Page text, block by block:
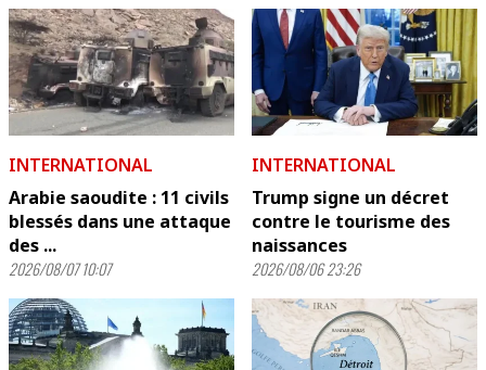
INTERNATIONAL
Arabie saoudite : 11 civils
blessés dans une attaque
des ...
2026/08/07 10:07
INTERNATIONAL
Trump signe un décret
contre le tourisme des
naissances
2026/08/06 23:26